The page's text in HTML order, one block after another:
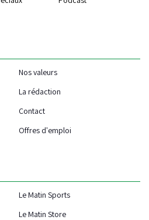
Nos valeurs
La rédaction
Contact
Offres d'emploi
Le Matin Sports
Le Matin Store